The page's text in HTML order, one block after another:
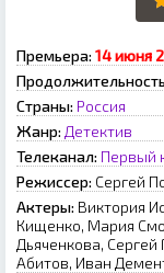
Премьера: 14 июня
Страны: Россия
Жанр: Детектив
Телеканал: Первый
Режиссер: Сергей
Актеры: Виктория
Кищенко, Мария
Дьяченкова,
Абитов, Иван